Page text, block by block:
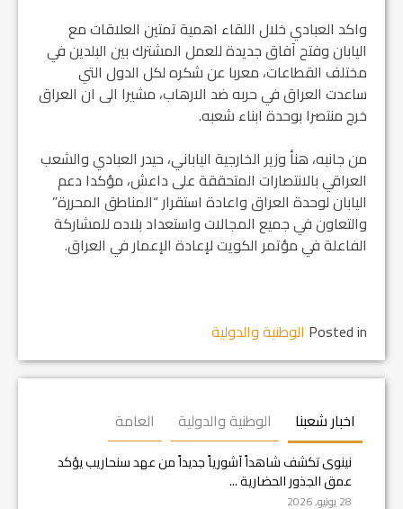
واكد العبادي خلال اللقاء اهمية تمتين العلاقات مع
اليابان وفتح آفاق جديدة للعمل المشترك بين البلدين في
مختلف القطاعات، معربا عن شكره لكل الدول التي
ساعدت العراق في حربه ضد الارهاب، مشيرا الى ان العراق
خرج منتصرا بوحدة ابناء شعبه.
من جانبه، هنأ وزير الخارجية الياباني، حيدر العبادي والشعب
العراقي بالانتصارات المتحققة على داعش، مؤكدا دعم
اليابان لوحدة العراق واعادة استقرار “المناطق المحررة”
والتعاون في جميع المجالات واستعداد بلاده للمشاركة
الفاعلة في مؤتمر الكويت لإعادة الإعمار في العراق.
Posted in الوطنية والدولية
اخبار شعبنا الوطنية والدولية العامة
نينوى تكشف شاهداً آشورياً جديداً من عهد سنحاريب يؤكد
عمق الجذور الحضارية ...
28 يونيو, 2026